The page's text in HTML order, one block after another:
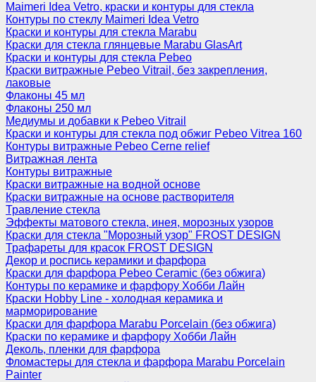
Maimeri Idea Vetro, краски и контуры для стекла
Контуры по стеклу Maimeri Idea Vetro
Краски и контуры для стекла Marabu
Краски для стекла глянцевые Marabu GlasArt
Краски и контуры для стекла Pebeo
Краски витражные Pebeo Vitrail, без закрепления,
лаковые
Флаконы 45 мл
Флаконы 250 мл
Медиумы и добавки к Pebeo Vitrail
Краски и контуры для стекла под обжиг Pebeo Vitrea 160
Контуры витражные Pebeo Cerne relief
Витражная лента
Контуры витражные
Краски витражные на водной основе
Краски витражные на основе растворителя
Травление стекла
Эффекты матового стекла, инея, морозных узоров
Краски для стекла "Морозный узор" FROST DESIGN
Трафареты для красок FROST DESIGN
Декор и роспись керамики и фарфора
Краски для фарфора Pebeo Ceramic (без обжига)
Контуры по керамике и фарфору Хобби Лайн
Краски Hobby Line - холодная керамика и
марморирование
Краски для фарфора Marabu Porcelain (без обжига)
Краски по керамике и фарфору Хобби Лайн
Деколь, пленки для фарфора
Фломастеры для стекла и фарфора Marabu Porcelain
Painter